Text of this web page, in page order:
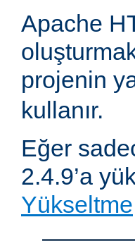
Apache
projenin
kullanır.
Eğer
2.4.9’a
Yükseltme